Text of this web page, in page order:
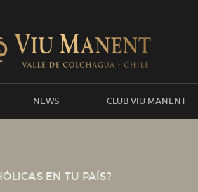
NEWS CLUB VIU MANENT
EN TU PAÍS?